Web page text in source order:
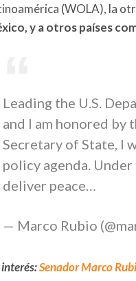
(WOLA), la
y a otros países
Leading the U.S.
and I am honored by
Secretary of State, I
policy agenda.
deliver peace…
— Marco Rubio
Senador Marco